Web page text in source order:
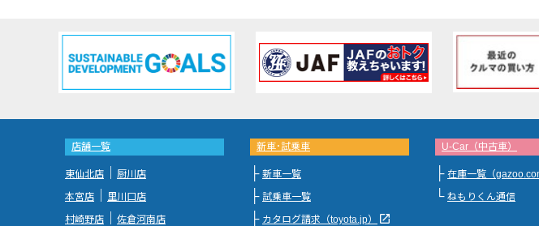
店舗一覧
東仙北店
厨川店
本宮店
里川口店
村崎野店
佐倉河南店
新車･試乗車
├ 新車一覧
├ 試乗車一覧
├ カタログ請求（toyota.jp） launch
U-Car（中古車）
├ 在庫一覧（
└ ねもりくん通信